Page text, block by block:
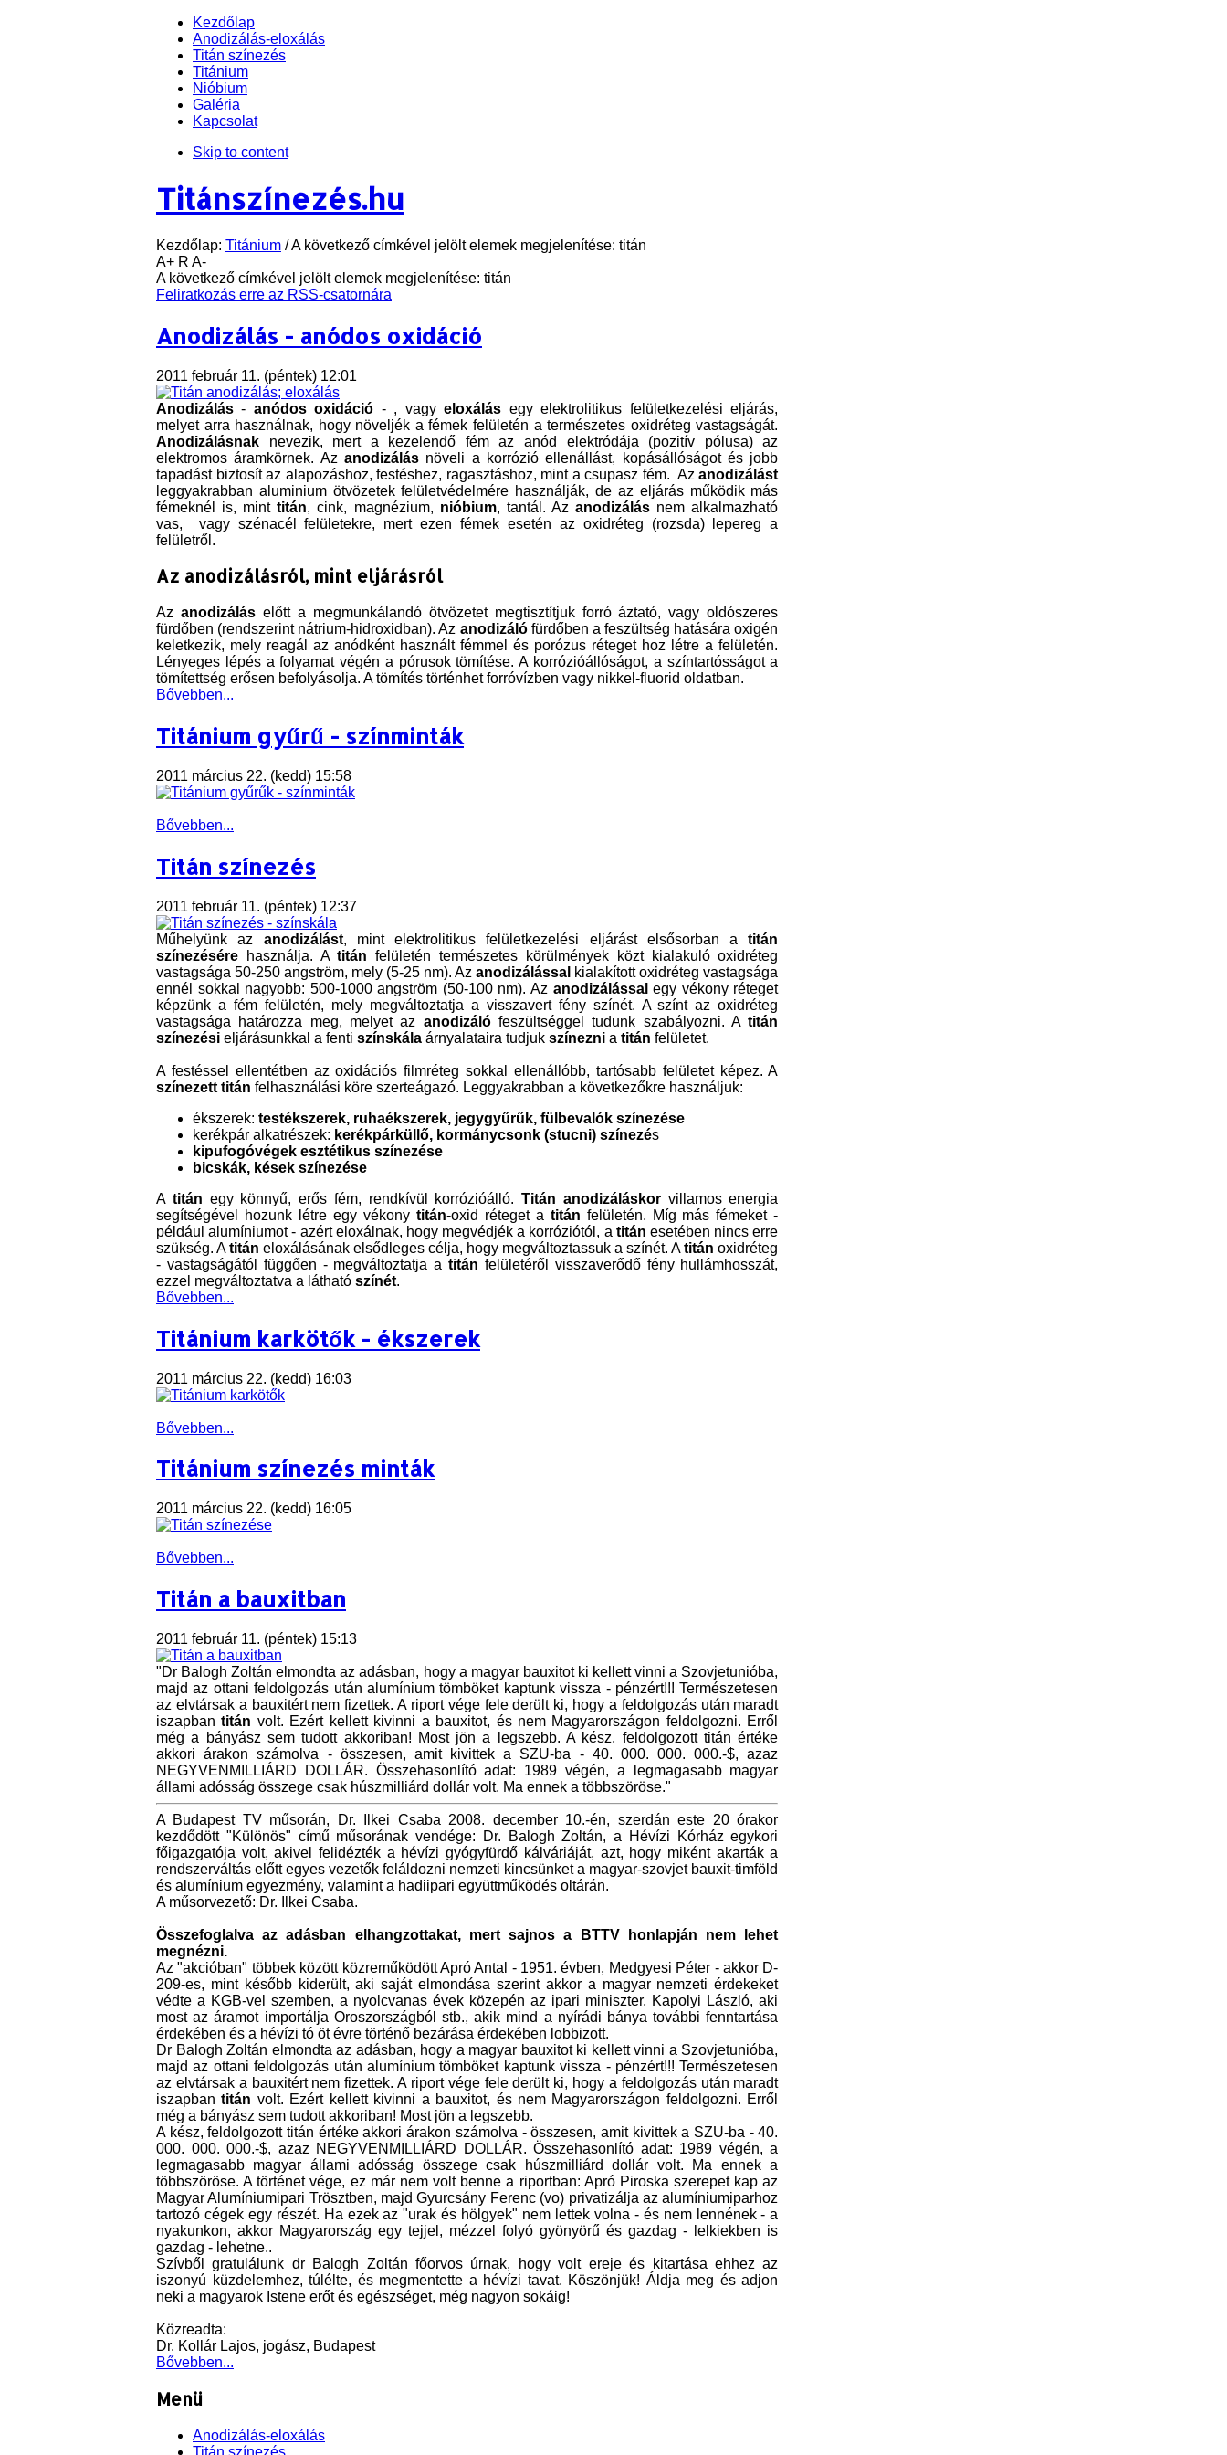
Kezdőlap
Anodizálás-eloxálás
Titán színezés
Titánium
Nióbium
Galéria
Kapcsolat
Skip to content
Titánszínezés.hu
Kezdőlap: Titánium /A következő címkével jelölt elemek megjelenítése: titán
A+ R A-
A következő címkével jelölt elemek megjelenítése: titán
Feliratkozás erre az RSS-csatornára
Anodizálás - anódos oxidáció
2011 február 11. (péntek) 12:01
Anodizálás - anódos oxidáció - , vagyeloxálás egy elektrolitikus felületkezelési eljárás,
melyet arra használnak, hogy növeljék a fémek felületén a természetes oxidréteg vastagságát.
Anodizálásnak nevezik, mert a kezelendő fém az anód elektródája (pozitív pólusa) az
elektromos áramkörnek. Azanodizálás növeli a korrózió ellenállást, kopásállóságot és jobb
tapadást biztosít az alapozáshoz, festéshez, ragasztáshoz, mint a csupasz fém. Azanodizálást
leggyakrabban aluminium ötvözetek felületvédelmére használják, de az eljárás működik más
fémeknél is, minttitán, cink, magnézium, nióbium, tantál. Azanodizálás nem alkalmazható
vas, vagy szénacél felületekre, mert ezen fémek esetén az oxidréteg (rozsda) lepereg a
felületről.
Az anodizálásról, mint eljárásról
Az anodizáláselőtt a megmunkálandó ötvözetet megtisztítjuk forró áztató, vagy oldószeres
fürdőben (rendszerint nátrium-hidroxidban). Az anodizáló fürdőben a feszültség hatására oxigén
keletkezik, mely reagál az anódként használt fémmel és porózus réteget hoz létre a felületén.
Lényeges lépés a folyamat végén a pórusok tömítése. A korrózióállóságot, a színtartósságot a
tömítettség erősen befolyásolja. A tömítés történhet forróvízben vagy nikkel-fluorid oldatban.
Bővebben...
Titánium gyűrű - színminták
2011 március 22. (kedd) 15:58
Bővebben...
Titán színezés
2011 február 11. (péntek) 12:37
Műhelyünk az anodizálást, mint elektrolitikus felületkezelési eljárást elsősorban atitán
színezésére használja. Atitán felületén természetes körülmények közt kialakuló oxidréteg
vastagsága 50-250 angström, mely (5-25 nm). Azanodizálással kialakított oxidréteg vastagsága
ennél sokkal nagyobb: 500-1000 angström (50-100 nm). Az anodizálássalegy vékony réteget
képzünk a fém felületén, mely megváltoztatja a visszavert fény színét. A színt az oxidréteg
vastagsága határozza meg, melyet az anodizálófeszültséggel tudunk szabályozni. Atitán
színezési eljárásunkkal a fenti színskála árnyalataira tudjuk színezni a titán felületet.
A festéssel ellentétben az oxidációs filmréteg sokkal ellenállóbb, tartósabb felületet képez. A
színezett titán felhasználási köre szerteágazó. Leggyakrabban a következőkre használjuk:
ékszerek: testékszerek, ruhaékszerek, jegygyűrűk, fülbevalók színezése
kerékpár alkatrészek: kerékpárküllő, kormánycsonk (stucni) színezés
kipufogóvégek esztétikus színezése
bicskák, kések színezése
A titán egy könnyű, erős fém, rendkívül korrózióálló.Titán anodizáláskorvillamos energia
segítségével hozunk létre egy vékony titán-oxid réteget a titán felületén. Míg más fémeket -
például alumíniumot - azért eloxálnak, hogy megvédjék a korróziótól, a titán esetében nincs erre
szükség. Atitán eloxálásának elsődleges célja, hogy megváltoztassuk a színét. Atitán oxidréteg
- vastagságától függően - megváltoztatja atitán felületéről visszaverődő fény hullámhosszát,
ezzel megváltoztatva a látható színét.
Bővebben...
Titánium karkötők - ékszerek
2011 március 22. (kedd) 16:03
Bővebben...
Titánium színezés minták
2011 március 22. (kedd) 16:05
Bővebben...
Titán a bauxitban
2011 február 11. (péntek) 15:13
"Dr Balogh Zoltán elmondta az adásban, hogy a magyar bauxitot ki kellett vinni a Szovjetunióba,
majd az ottani feldolgozás után alumínium tömböket kaptunk vissza - pénzért!!! Természetesen
az elvtársak a bauxitért nem fizettek. A riport vége fele derült ki, hogy a feldolgozás után maradt
iszapbantitán volt. Ezért kellett kivinni a bauxitot, és nem Magyarországon feldolgozni. Erről
még a bányász sem tudott akkoriban! Most jön a legszebb. A kész, feldolgozott titán értéke
akkori árakon számolva - összesen, amit kivittek a SZU-ba - 40. 000. 000. 000.-$, azaz
NEGYVENMILLIÁRD DOLLÁR. Összehasonlító adat: 1989 végén, a legmagasabb magyar
állami adósság összege csak húszmilliárd dollár volt. Ma ennek a többszöröse."
A Budapest TV műsorán, Dr. Ilkei Csaba 2008. december 10.-én, szerdán este 20 órakor
kezdődött "Különös" című műsorának vendége: Dr. Balogh Zoltán, a Hévízi Kórház egykori
főigazgatója volt, akivel felidézték a hévízi gyógyfürdő kálváriáját, azt, hogy miként akarták a
rendszerváltás előtt egyes vezetők feláldozni nemzeti kincsünket a magyar-szovjet bauxit-timföld
és alumínium egyezmény, valamint a hadiipari együttműködés oltárán.
A műsorvezető: Dr. Ilkei Csaba.
Összefoglalva az adásban elhangzottakat, mert sajnos a BTTV honlapján nem lehet
megnézni.
Az "akcióban" többek között közreműködött Apró Antal - 1951. évben, Medgyesi Péter - akkor D-
209-es, mint később kiderült, aki saját elmondása szerint akkor a magyar nemzeti érdekeket
védte a KGB-vel szemben, a nyolcvanas évek közepén az ipari miniszter, Kapolyi László, aki
most az áramot importálja Oroszországból stb., akik mind a nyírádi bánya további fenntartása
érdekében és a hévízi tó öt évre történő bezárása érdekében lobbizott.
Dr Balogh Zoltán elmondta az adásban, hogy a magyar bauxitot ki kellett vinni a Szovjetunióba,
majd az ottani feldolgozás után alumínium tömböket kaptunk vissza - pénzért!!! Természetesen
az elvtársak a bauxitért nem fizettek. A riport vége fele derült ki, hogy a feldolgozás után maradt
iszapbantitán volt. Ezért kellett kivinni a bauxitot, és nem Magyarországon feldolgozni. Erről
még a bányász sem tudott akkoriban! Most jön a legszebb.
A kész, feldolgozott titán értéke akkori árakon számolva - összesen, amit kivittek a SZU-ba - 40.
000. 000. 000.-$, azaz NEGYVENMILLIÁRD DOLLÁR. Összehasonlító adat: 1989 végén, a
legmagasabb magyar állami adósság összege csak húszmilliárd dollár volt. Ma ennek a
többszöröse. A történet vége, ez már nem volt benne a riportban: Apró Piroska szerepet kap az
Magyar Alumíniumipari Trösztben, majd Gyurcsány Ferenc (vo) privatizálja az alumíniumiparhoz
tartozó cégek egy részét. Ha ezek az "urak és hölgyek" nem lettek volna - és nem lennének - a
nyakunkon, akkor Magyarország egy tejjel, mézzel folyó gyönyörű és gazdag - lelkiekben is
gazdag - lehetne..
Szívből gratulálunk dr Balogh Zoltán főorvos úrnak, hogy volt ereje és kitartása ehhez az
iszonyú küzdelemhez, túlélte, és megmentette a hévízi tavat. Köszönjük! Áldja meg és adjon
neki a magyarok Istene erőt és egészséget, még nagyon sokáig!
Közreadta:
Dr. Kollár Lajos, jogász, Budapest
Bővebben...
Menü
Anodizálás-eloxálás
Titán színezés